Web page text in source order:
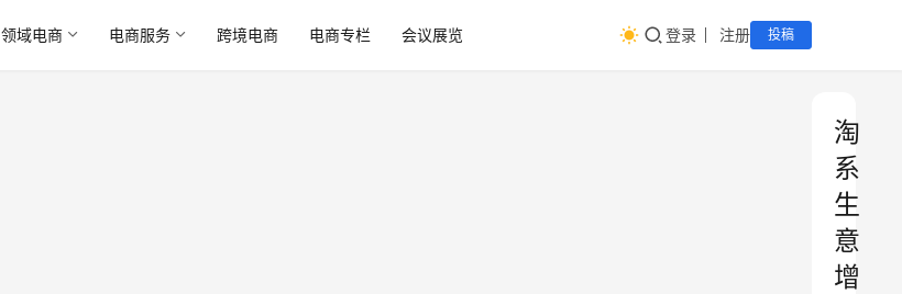
领域电商 电商服务 跨境电商 电商专栏 会议展览 登录 注册 投稿
淘
系
生
意
增